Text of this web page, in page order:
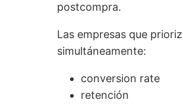
postcompra.
Las empresas que
simultáneamente:
conversion rate
retención